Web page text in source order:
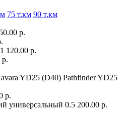
75 т.км 90 т.км
р.
1 120.00 р.
р.
YD25 (D40) Pathfinder YD25
р.
универсальный 0.5 200.00 р.